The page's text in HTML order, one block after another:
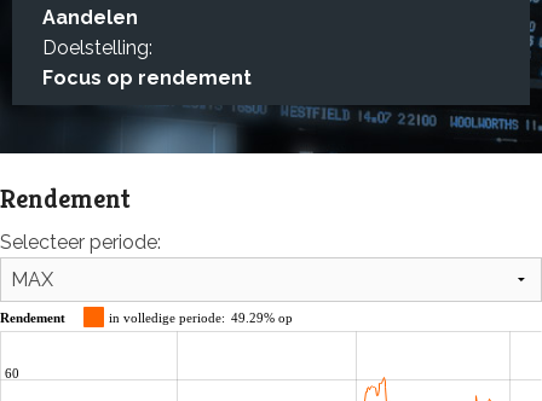
Aandelen
Doelstelling:
Focus op rendement
Rendement
Selecteer periode:
Rendement in volledige periode: 49.29% op
60